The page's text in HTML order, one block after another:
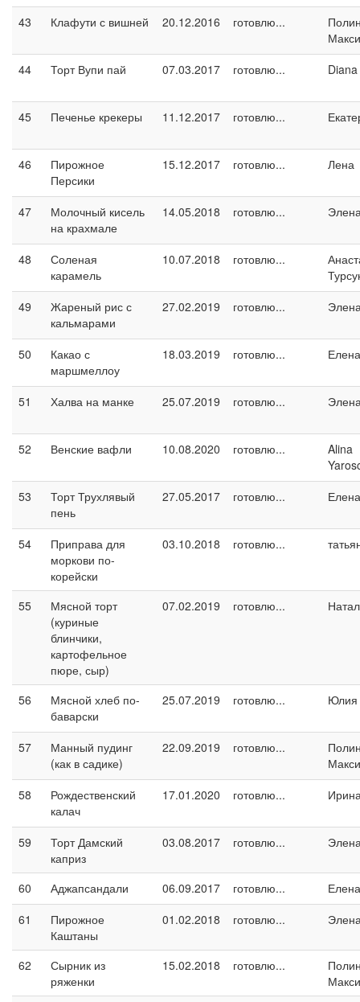
43
Клафути с вишней 20.12.2016 готовлю...
44
Торт Вупи пай 07.03.2017 готовлю... Diana
45 Печенье крекеры 11.12.2017 готовлю...
46
Пирожное
Персики
15.12.2017 готовлю... Лена
47
Молочный кисель
на крахмале
14.05.2018 готовлю...
48
Соленая
карамель
10.07.2018 готовлю...
49
Жареный рис с
кальмарами
27.02.2019 готовлю...
50
Какао с
маршмеллоу
18.03.2019 готовлю...
51 Халва на манке 25.07.2019 готовлю...
52 Венские вафли 10.08.2020 готовлю...
Alina
53
Торт Трухлявый
пень
27.05.2017 готовлю...
54
Приправа для
моркови по-
корейски
03.10.2018 готовлю...
55
Мясной торт
(куриные
блинчики,
картофельное
пюре, сыр)
07.02.2019 готовлю...
56
Мясной хлеб по-
баварски
25.07.2019 готовлю... Юлия
57
Манный пудинг
(как в садике)
22.09.2019 готовлю...
58
Рождественский
калач
17.01.2020 готовлю...
59
Торт Дамский
каприз
03.08.2017 готовлю...
60 Аджапсандали 06.09.2017 готовлю...
Елена
61
Пирожное
Каштаны
01.02.2018 готовлю...
62
Сырник из
ряженки
15.02.2018 готовлю...